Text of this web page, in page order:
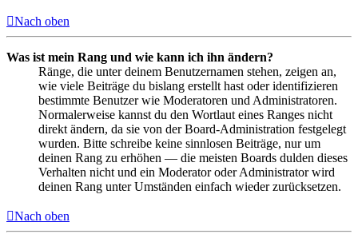
Nach oben
Was ist mein Rang und wie kann ich ihn ändern?
Ränge, die unter deinem Benutzernamen stehen, zeigen an,
wie viele Beiträge du bislang erstellt hast oder identifizieren
bestimmte Benutzer wie Moderatoren und Administratoren.
Normalerweise kannst du den Wortlaut eines Ranges nicht
direkt ändern, da sie von der Board-Administration festgelegt
wurden. Bitte schreibe keine sinnlosen Beiträge, nur um
deinen Rang zu erhöhen — die meisten Boards dulden dieses
Verhalten nicht und ein Moderator oder Administrator wird
deinen Rang unter Umständen einfach wieder zurücksetzen.
Nach oben